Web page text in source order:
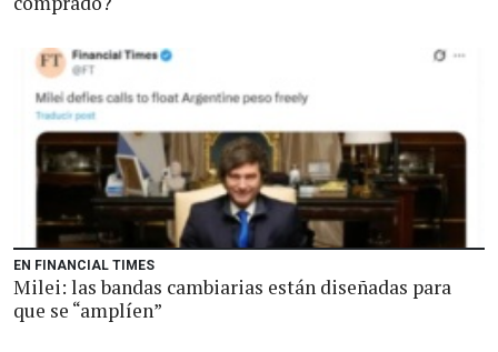
EN FINANCIAL TIMES
Milei: las bandas cambiarias están diseñadas para
que se “amplíen”